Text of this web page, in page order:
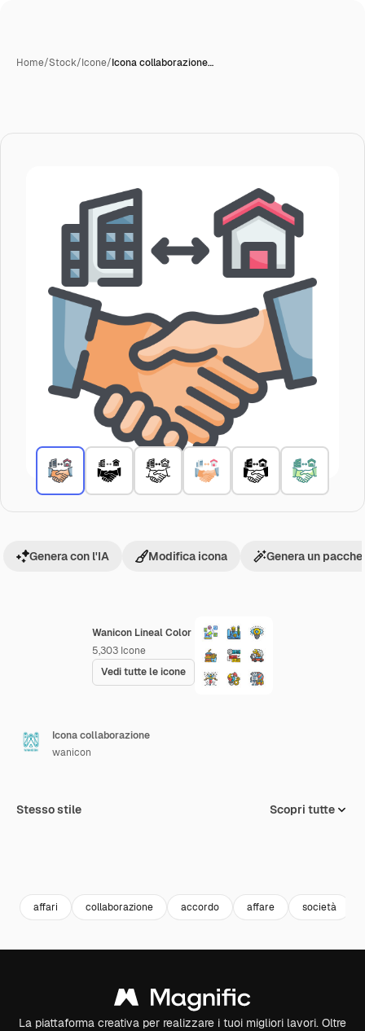
Home/Stock/Icone/Icona collaborazione…
Wanicon Lineal Color
5,303 Icone
Vedi tutte le icone
Genera con l'IA Modifica icona Genera un
Icona collaborazione
wanicon
Stesso stile Scopri tutte
affari collaborazione accordo affare società
La piattaforma creativa per realizzare i tuoi migliori lavori. Oltre